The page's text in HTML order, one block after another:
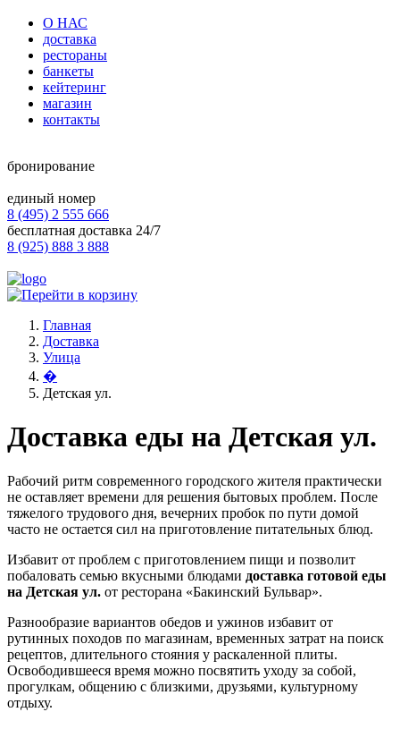
О НАС
доставка
рестораны
банкеты
кейтеринг
магазин
контакты
бронирование
единый номер
8 (495) 2 555 666
бесплатная доставка 24/7
8 (925) 888 3 888
Главная
Доставка
Улица
�
Детская ул.
Доставка еды на Детская ул.
Рабочий ритм современного городского жителя практически
не оставляет времени для решения бытовых проблем. После
тяжелого трудового дня, вечерних пробок по пути домой
часто не остается сил на приготовление питательных блюд.
Избавит от проблем с приготовлением пищи и позволит
побаловать семью вкусными блюдами доставка готовой еды
на Детская ул. от ресторана «Бакинский Бульвар».
Разнообразие вариантов обедов и ужинов избавит от
рутинных походов по магазинам, временных затрат на поиск
рецептов, длительного стояния у раскаленной плиты.
Освободившееся время можно посвятить уходу за собой,
прогулкам, общению с близкими, друзьями, культурному
отдыху.